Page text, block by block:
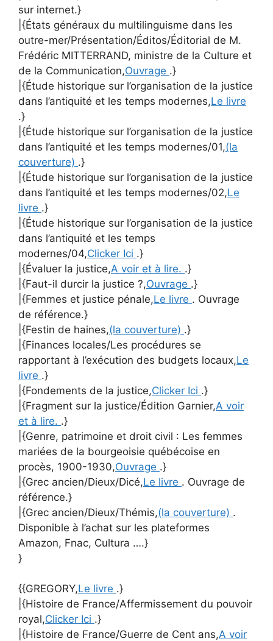
sur internet.}
|{États généraux du multilinguisme dans les
outre-mer/Présentation/Éditos/Éditorial de M.
Frédéric MITTERRAND, ministre de la Culture et
de la Communication,Ouvrage .}
|{Étude historique sur l’organisation de la justice
dans l’antiquité et les temps modernes,Le livre
.}
|{Étude historique sur l’organisation de la justice
dans l’antiquité et les temps modernes/01,(la
couverture) .}
|{Étude historique sur l’organisation de la justice
dans l’antiquité et les temps modernes/02,Le
livre .}
|{Étude historique sur l’organisation de la justice
dans l’antiquité et les temps
modernes/04,Clicker Ici .}
|{Évaluer la justice,A voir et à lire. .}
|{Faut-il durcir la justice ?,Ouvrage .}
|{Femmes et justice pénale,Le livre . Ouvrage
de référence.}
|{Festin de haines,(la couverture) .}
|{Finances locales/Les procédures se
rapportant à l’exécution des budgets locaux,Le
livre .}
|{Fondements de la justice,Clicker Ici .}
|{Fragment sur la justice/Édition Garnier,A voir
et à lire. .}
|{Genre, patrimoine et droit civil : Les femmes
mariées de la bourgeoisie québécoise en
procès, 1900-1930,Ouvrage .}
|{Grec ancien/Dieux/Dicé,Le livre . Ouvrage de
référence.}
|{Grec ancien/Dieux/Thémis,(la couverture) .
Disponible à l’achat sur les plateformes
Amazon, Fnac, Cultura ….}
}
{{GREGORY,Le livre .}
|{Histoire de France/Affermissement du pouvoir
royal,Clicker Ici .}
|{Histoire de France/Guerre de Cent ans,A voir